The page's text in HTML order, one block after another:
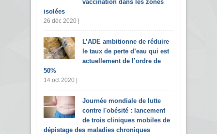
vaccination dans les zones
isolées
26 déc 2020 |
L’ADE ambitionne de réduire
le taux de perte d’eau qui est
actuellement de l’ordre de
50%
14 oct 2020 |
Journée mondiale de lutte
contre l'obésité : lancement
de trois cliniques mobiles de
dépistage des maladies chroniques